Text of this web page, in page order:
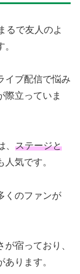
るで友人のよ
イブ配信で悩み
際立っていま
ステージと
人気です。
くのファンが
宿っており、
ります。